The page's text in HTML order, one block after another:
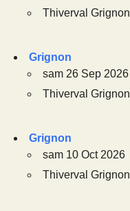
Thiverval Grignon
Grignon
sam 26 Sep 2026
Thiverval Grignon
Grignon
sam 10 Oct 2026
Thiverval Grignon